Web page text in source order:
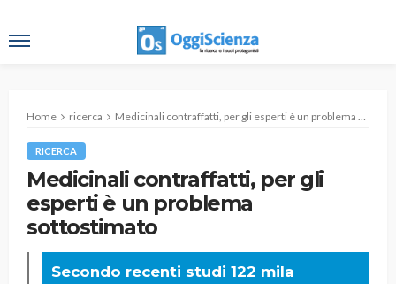
Home ricerca Medicinali contraffatti, per gli esperti è un problema sottostimato
RICERCA
Medicinali contraffatti, per gli
esperti è un problema
sottostimato
Secondo recenti studi 122 mila